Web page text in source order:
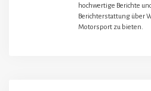
hochwertige Berichte
Berichterstattung über
Motorsport zu bieten.